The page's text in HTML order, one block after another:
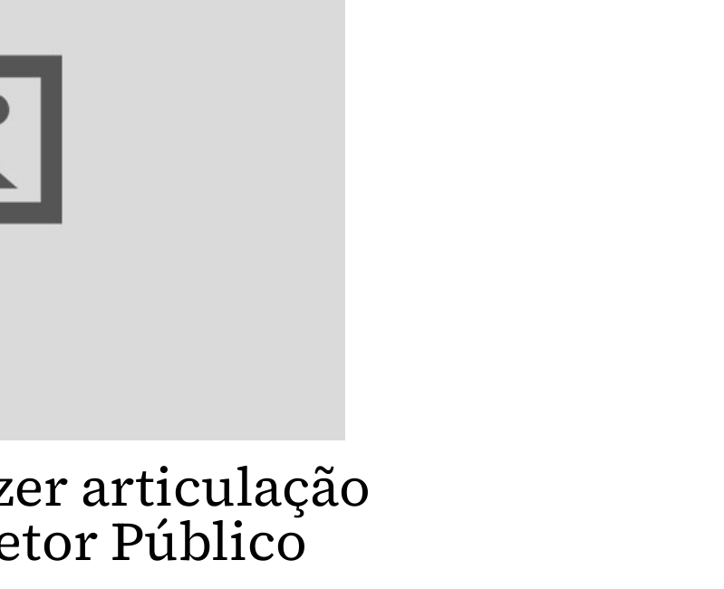
articulação
Público